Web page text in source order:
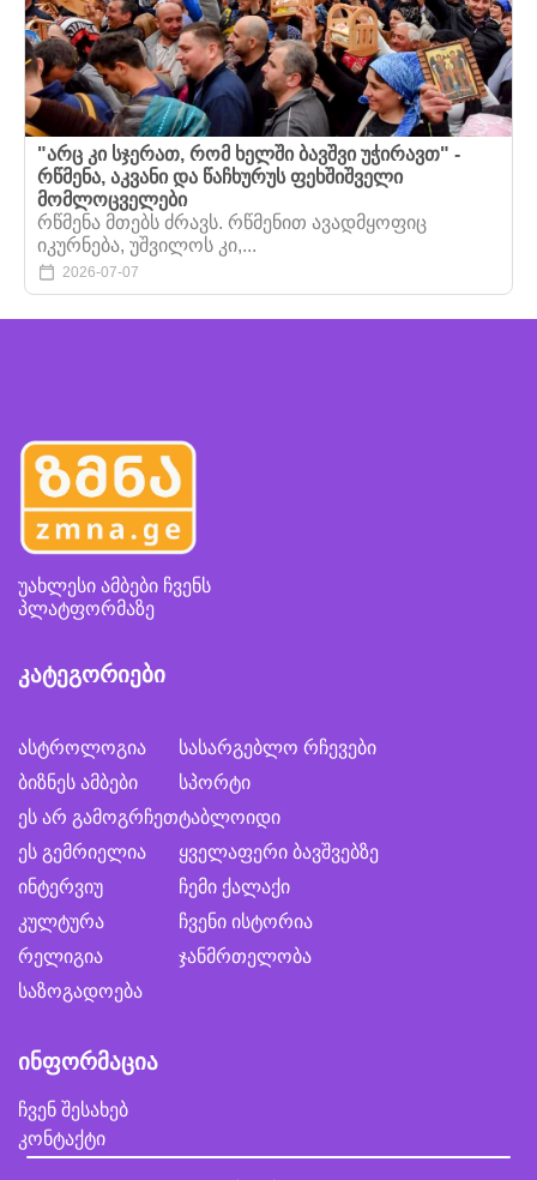
"არც კი სჯერათ, რომ ხელში ბავშვი უჭირავთ" -
რწმენა, აკვანი და წაჩხურუს ფეხშიშველი
მომლოცველები
რწმენა მთებს ძრავს. რწმენით ავადმყოფიც
იკურნება, უშვილოს კი,...
2026-07-07
უახლესი ამბები ჩვენს
პლატფორმაზე
კატეგორიები
ასტროლოგია
ბიზნეს ამბები
ეს არ გამოგრჩეთ
ეს გემრიელია
ინტერვიუ
კულტურა
რელიგია
საზოგადოება
სასარგებლო რჩევები
სპორტი
ტაბლოიდი
ყველაფერი ბავშვებზე
ჩემი ქალაქი
ჩვენი ისტორია
ჯანმრთელობა
ინფორმაცია
ჩვენ შესახებ
კონტაქტი